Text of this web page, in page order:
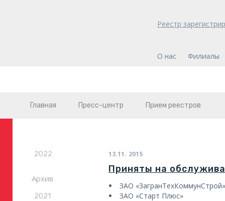
Реестр
О нас Филиалы
Главная Пресс-центр Прием реестров
2022
Архив
2021
13.11. 2015
Приняты на
ЗАО «ЗагранТехКоммунСтрой»
ЗАО «Старт Плюс»